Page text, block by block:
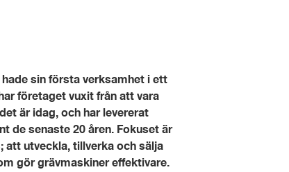
sin första verksamhet i ett
företaget vuxit från att vara
är idag, och har levererat
de senaste 20 åren. Fokuset är
att utveckla, tillverka och sälja
gör grävmaskiner effektivare.